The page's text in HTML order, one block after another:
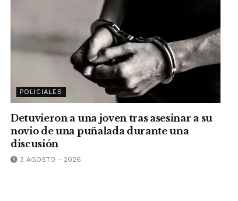
POLICIALES
Detuvieron a una joven tras asesinar a su
novio de una puñalada durante una
discusión
3 AGOSTO - 2026